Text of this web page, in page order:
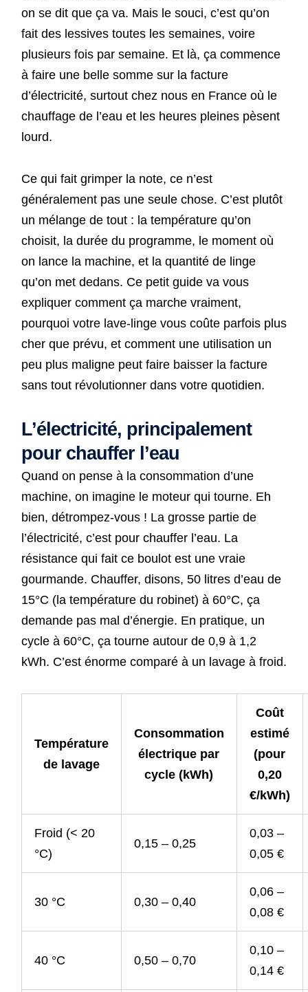
on se dit que ça va. Mais le souci, c’est qu’on
fait des lessives toutes les semaines, voire
plusieurs fois par semaine. Et là, ça commence
à faire une belle somme sur la facture
d’électricité, surtout chez nous en France où le
chauffage de l’eau et les heures pleines pèsent
lourd.
Ce qui fait grimper la note, ce n’est
généralement pas une seule chose. C’est plutôt
un mélange de tout : la température qu’on
choisit, la durée du programme, le moment où
on lance la machine, et la quantité de linge
qu’on met dedans. Ce petit guide va vous
expliquer comment ça marche vraiment,
pourquoi votre lave-linge vous coûte parfois plus
cher que prévu, et comment une utilisation un
peu plus maligne peut faire baisser la facture
sans tout révolutionner dans votre quotidien.
L’électricité, principalement
pour chauffer l’eau
Quand on pense à la consommation d’une
machine, on imagine le moteur qui tourne. Eh
bien, détrompez-vous ! La grosse partie de
l’électricité, c’est pour chauffer l’eau. La
résistance qui fait ce boulot est une vraie
gourmande. Chauffer, disons, 50 litres d’eau de
15°C (la température du robinet) à 60°C, ça
demande pas mal d’énergie. En pratique, un
cycle à 60°C, ça tourne autour de 0,9 à 1,2
kWh. C’est énorme comparé à un lavage à froid.
Température
de lavage
Consommation
électrique par
cycle (kWh)
Coût
estimé
(pour
0,20
€/kWh)
Froid (< 20
°C)
0,15 – 0,25
0,03 –
0,05 €
30 °C 0,30 – 0,40
0,06 –
0,08 €
40 °C 0,50 – 0,70
0,10 –
0,14 €